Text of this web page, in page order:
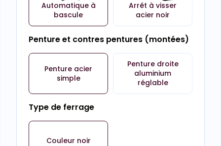
Automatique à
bascule
Arrêt à visser
acier noir
Penture et contres pentures (montées)
Penture acier
simple
Penture droite
aluminium
réglable
Type de ferrage
Couleur noir